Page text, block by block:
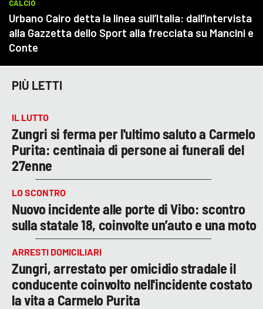
PIÙ LETTI
IL LUTTO
Zungri si ferma per l'ultimo saluto a Carmelo
Purita: centinaia di persone ai funerali del
27enne
LO SCONTRO
Nuovo incidente alle porte di Vibo: scontro
sulla statale 18, coinvolte un’auto e una moto
ARRESTI DOMICILIARI
Zungri, arrestato per omicidio stradale il
conducente coinvolto nell'incidente costato
la vita a Carmelo Purita